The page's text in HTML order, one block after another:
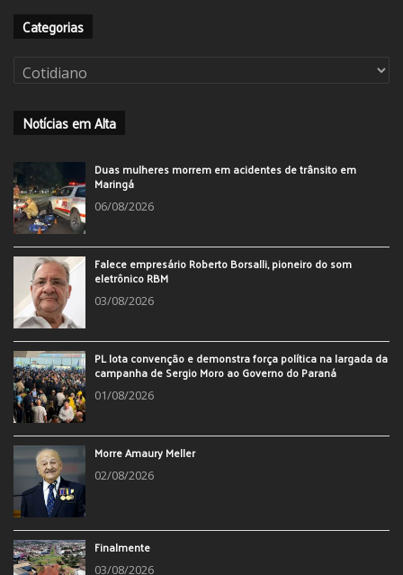
Categorias
Categorias
Notícias em Alta
Duas mulheres morrem em acidentes de trânsito em
Maringá
06/08/2026
Falece empresário Roberto Borsalli, pioneiro do som
eletrônico RBM
03/08/2026
PL lota convenção e demonstra força política na largada da
campanha de Sergio Moro ao Governo do Paraná
01/08/2026
Morre Amaury Meller
02/08/2026
Finalmente
03/08/2026